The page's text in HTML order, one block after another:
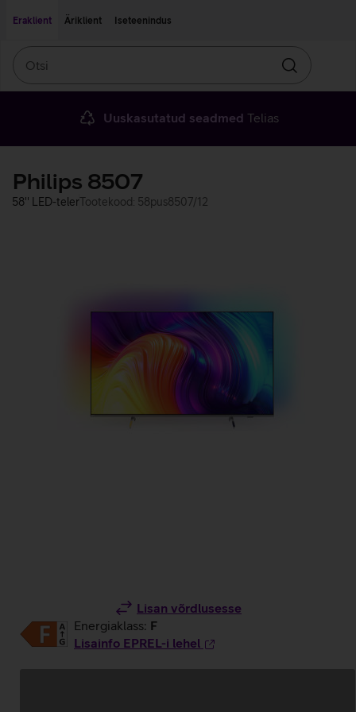
Eraklient
Äriklient Iseteenindus
Otsin
Uuskasutatud seadmed Telias
Philips 8507
58'' LED-telerTootekood: 58pus8507/12
Lisan võrdlusesse
Energiaklass: F
Lisainfo EPREL-i lehel